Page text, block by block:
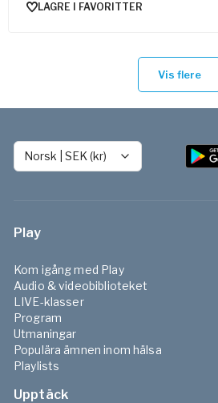
LAGRE I FAVORITTER
Vis flere
Norsk SEK (kr)
Play
Kom igång med Play
Audio & videobiblioteket
LIVE-klasser
Program
Utmaningar
Populära ämnen inom hälsa
Playlists
Upptäck